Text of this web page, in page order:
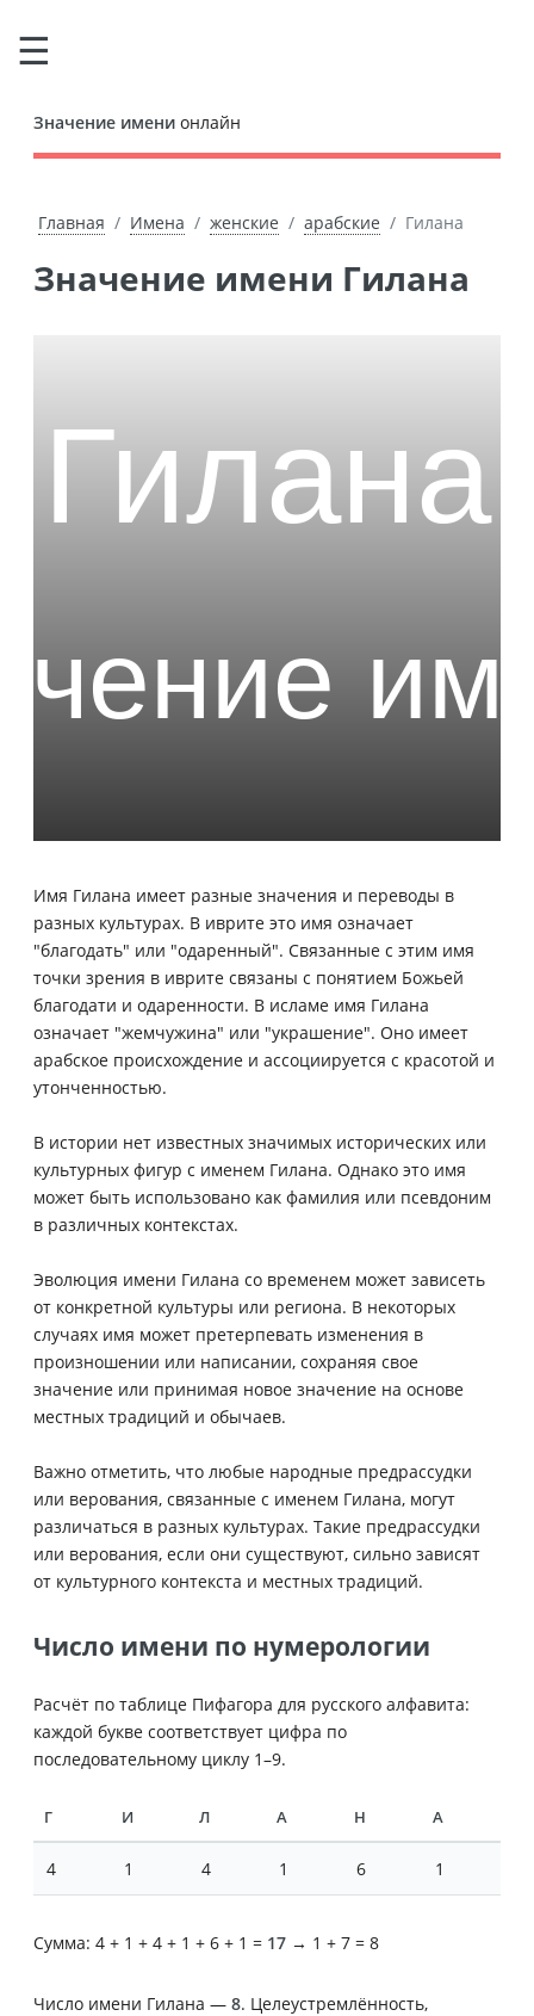
Значение имени онлайн
Главная Имена женские арабские Гилана
Значение имени Гилана
Имя Гилана имеет разные значения и переводы в
разных культурах. В иврите это имя означает
"благодать" или "одаренный". Связанные с этим имя
точки зрения в иврите связаны с понятием Божьей
благодати и одаренности. В исламе имя Гилана
означает "жемчужина" или "украшение". Оно имеет
арабское происхождение и ассоциируется с красотой и
утонченностью.
В истории нет известных значимых исторических или
культурных фигур с именем Гилана. Однако это имя
может быть использовано как фамилия или псевдоним
в различных контекстах.
Эволюция имени Гилана со временем может зависеть
от конкретной культуры или региона. В некоторых
случаях имя может претерпевать изменения в
произношении или написании, сохраняя свое
значение или принимая новое значение на основе
местных традиций и обычаев.
Важно отметить, что любые народные предрассудки
или верования, связанные с именем Гилана, могут
различаться в разных культурах. Такие предрассудки
или верования, если они существуют, сильно зависят
от культурного контекста и местных традиций.
Число имени по нумерологии
Расчёт по таблице Пифагора для русского алфавита:
каждой букве соответствует цифра по
последовательному циклу 1–9.
Г И Л А Н А
4 1 4 1 6 1
Сумма: 4 + 1 + 4 + 1 + 6 + 1 = 17 → 1 + 7 = 8
Число имени Гилана — 8. Целеустремлённость,